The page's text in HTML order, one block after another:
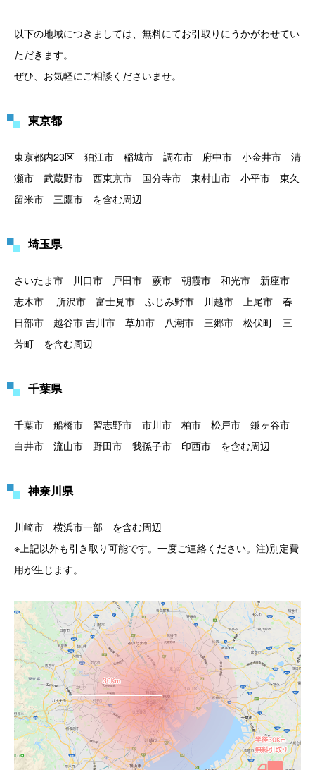
以下の地域につきましては、無料にてお引取りにうかがわせてい
ただきます。
ぜひ、お気軽にご相談くださいませ。
東京都
東京都内23区 狛江市 稲城市 調布市 府中市 小金井市 清
瀬市 武蔵野市 西東京市 国分寺市 東村山市 小平市 東久
留米市 三鷹市 を含む周辺
埼玉県
さいたま市 川口市 戸田市 蕨市 朝霞市 和光市 新座市
志木市 所沢市 富士見市 ふじみ野市 川越市 上尾市 春
日部市 越谷市 吉川市 草加市 八潮市 三郷市 松伏町 三
芳町 を含む周辺
千葉県
千葉市 船橋市 習志野市 市川市 柏市 松戸市 鎌ヶ谷市
白井市 流山市 野田市 我孫子市 印西市 を含む周辺
神奈川県
川崎市 横浜市一部 を含む周辺
※上記以外も引き取り可能です。一度ご連絡ください。注)別定費
用が生じます。